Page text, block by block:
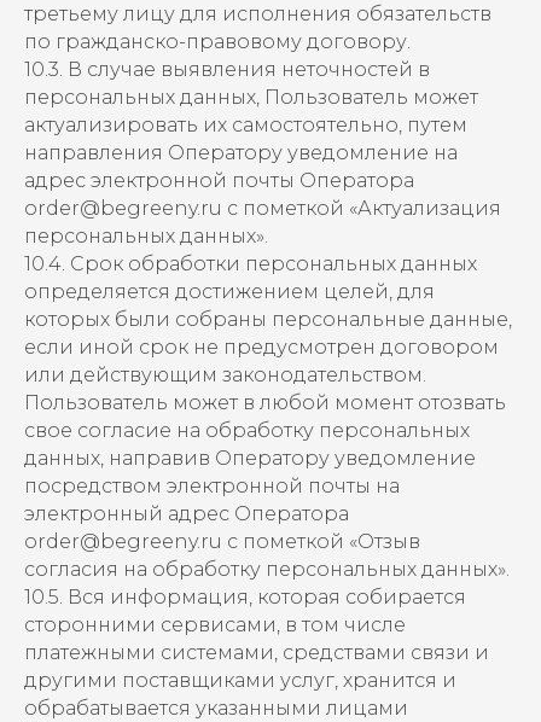
третьему лицу для исполнения обязательств
по гражданско-правовому договору.
10.3. В случае выявления неточностей в
персональных данных, Пользователь может
актуализировать их самостоятельно, путем
направления Оператору уведомление на
адрес электронной почты Оператора
order@begreeny.ru с пометкой «Актуализация
персональных данных».
10.4. Срок обработки персональных данных
определяется достижением целей, для
которых были собраны персональные данные,
если иной срок не предусмотрен договором
или действующим законодательством.
Пользователь может в любой момент отозвать
свое согласие на обработку персональных
данных, направив Оператору уведомление
посредством электронной почты на
электронный адрес Оператора
order@begreeny.ru с пометкой «Отзыв
согласия на обработку персональных данных».
10.5. Вся информация, которая собирается
сторонними сервисами, в том числе
платежными системами, средствами связи и
другими поставщиками услуг, хранится и
обрабатывается указанными лицами